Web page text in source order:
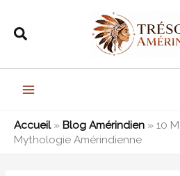
Rechercher
Accueil» Blog Amérindien » 10
Mythologie Amérindienne